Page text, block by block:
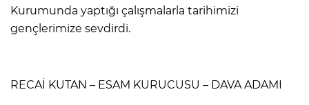
Kurumunda yaptığı çalışmalarla tarihimizi
gençlerimize sevdirdi.
RECAİ KUTAN – ESAM KURUCUSU – DAVA ADAMI